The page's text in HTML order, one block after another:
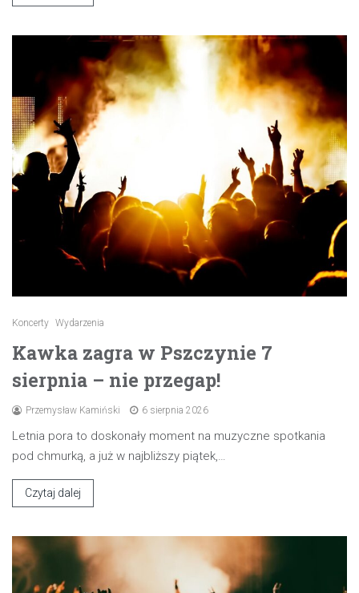
Koncerty Wydarzenia
Kawka zagra w Pszczynie 7
sierpnia – nie przegap!
Przemysław Kamiński 6 sierpnia 2026
Letnia pora to doskonały moment na muzyczne spotkania
pod chmurką, a już w najbliższy piątek,…
Czytaj dalej